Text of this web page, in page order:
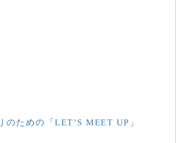
のための「LET’S MEET UP」